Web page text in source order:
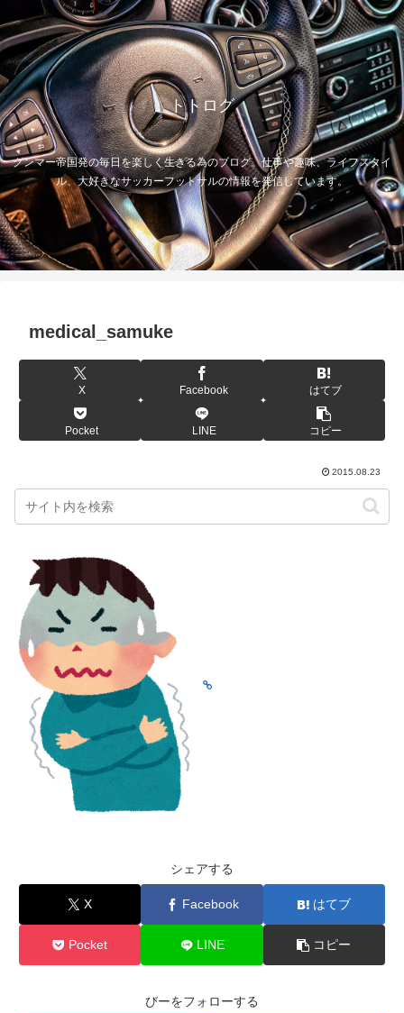
トトログ
グンマー帝国発の毎日を楽しく生きる為のブログ。仕事や趣味、ライフスタイ
ル、大好きなサッカーフットサルの情報を発信しています。
medical_samuke
X Facebook はてブ
Pocket LINE コピー
2015.08.23
シェアする
X Facebook はてブ
Pocket LINE コピー
びーをフォローする